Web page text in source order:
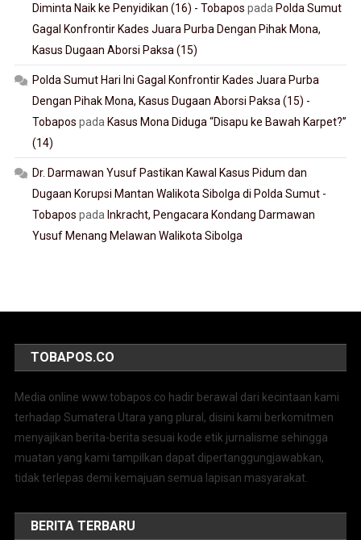
Diminta Naik ke Penyidikan (16) - Tobapos pada Polda Sumut
Gagal Konfrontir Kades Juara Purba Dengan Pihak Mona,
Kasus Dugaan Aborsi Paksa (15)
Polda Sumut Hari Ini Gagal Konfrontir Kades Juara Purba
Dengan Pihak Mona, Kasus Dugaan Aborsi Paksa (15) -
Tobapos pada Kasus Mona Diduga “Disapu ke Bawah Karpet?”
(14)
Dr. Darmawan Yusuf Pastikan Kawal Kasus Pidum dan
Dugaan Korupsi Mantan Walikota Sibolga di Polda Sumut -
Tobapos pada Inkracht, Pengacara Kondang Darmawan
Yusuf Menang Melawan Walikota Sibolga
TOBAPOS.CO
Media online www.tobapos.co hadir berawal dari kecintaan kami
terhadap Sumatera Utara yang plural, disini kami berkomitmen
menyajikan berita-berita sesuai kode etik jurnalisme sehingga
muatan yang kami tampilkan dapat dipertanggungjawabkan,
tidak terlepas demi kemajuan semua lapisan masyarakat.
BERITA TERBARU